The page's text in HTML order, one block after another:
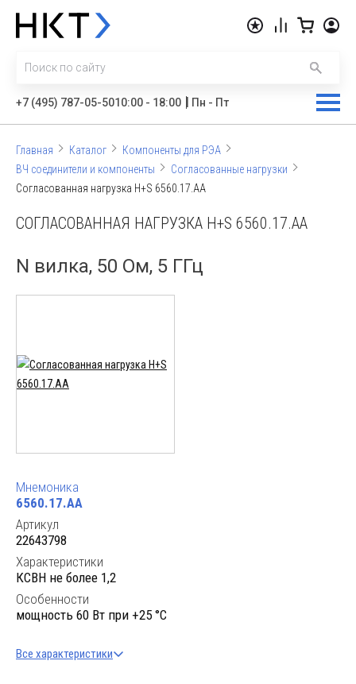
+7 (495) 787-05-5010:00 - 18:00 Пн - Пт
Главная Каталог
Компоненты для РЭА
ВЧ соединители и компоненты
Согласованные нагрузки
Согласованная нагрузка H+S 6560.17.AA
СОГЛАСОВАННАЯ НАГРУЗКА H+S 6560.17.AA
N вилка, 50 Ом, 5 ГГц
Мнемоника
6560.17.AA
Артикул
22643798
Характеристики
КСВН не более 1,2
Особенности
мощность 60 Вт при +25 °C
Все характеристики